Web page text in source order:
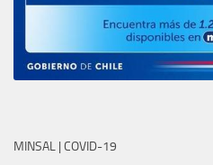
MINSAL | COVID-19